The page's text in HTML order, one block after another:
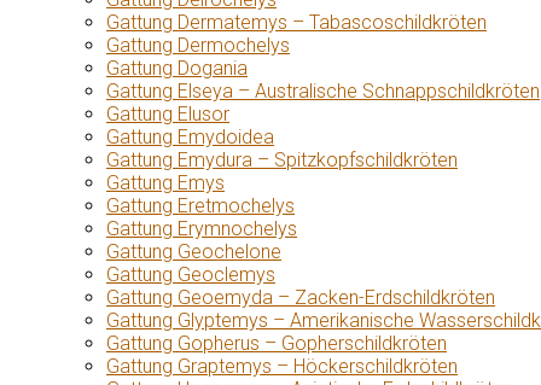
Gattung Dermatemys – Tabascoschildkröten
Gattung Dermochelys
Gattung Dogania
Gattung Elseya – Australische Schnappschildkröten
Gattung Elusor
Gattung Emydoidea
Gattung Emydura – Spitzkopfschildkröten
Gattung Emys
Gattung Eretmochelys
Gattung Erymnochelys
Gattung Geochelone
Gattung Geoclemys
Gattung Geoemyda – Zacken-Erdschildkröten
Gattung Glyptemys – Amerikanische
Gattung Gopherus – Gopherschildkröten
Gattung Graptemys – Höckerschildkröten